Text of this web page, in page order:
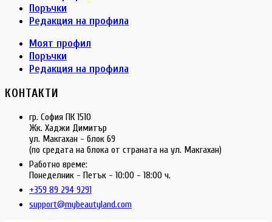
Поръчки
Редакция на профила
Моят профил
Поръчки
Редакция на профила
КОНТАКТИ
гр. София ПК 1510
Жк. Хаджи Димитър
ул. Макгахан - блок 69
(по средата на блока от страната на ул. Макгахан)
Работно време:
Понеделник - Петък - 10:00 - 18:00 ч.
+359 89 294 9291
support@mybeautyland.com